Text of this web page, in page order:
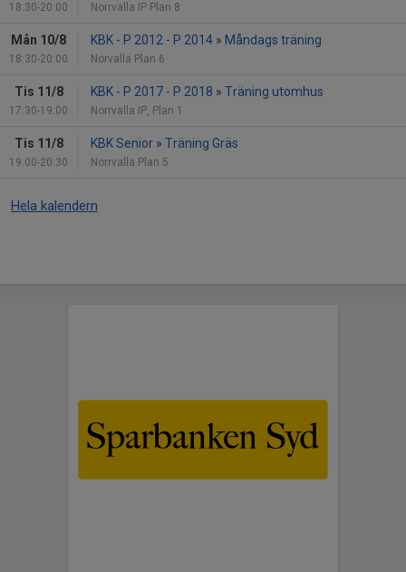
18:30-20:00 Norrvalla IP Plan 8
Mån 10/8
18:30-20:00
KBK - P 2012 - P 2014 » Måndags träning
Norvalla Plan 6
Tis 11/8
17:30-19:00
KBK - P 2017 - P 2018 » Träning utomhus
Norrvalla IP, Plan 1
Tis 11/8
19:00-20:30
KBK Senior » Träning Gräs
Norrvalla Plan 5
Hela kalendern